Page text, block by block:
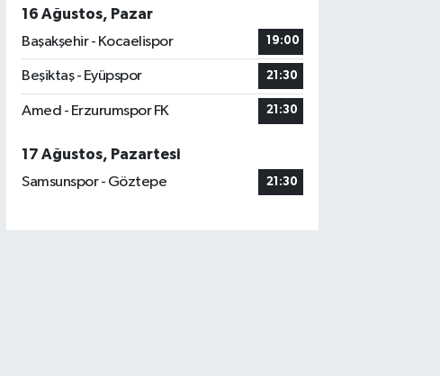
16 Ağustos, Pazar
Başakşehir - Kocaelispor
19:00
Beşiktaş - Eyüpspor 21:30
Amed - Erzurumspor FK 21:30
17 Ağustos, Pazartesi
Samsunspor - Göztepe
21:30